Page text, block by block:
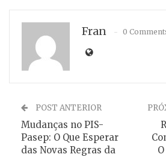
Fran 0
POST ANTERIOR
Mudanças no PIS-
Pasep: O Que Esperar
das Novas Regras da